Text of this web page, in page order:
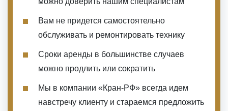
Вам не придется самостоятельно
обслуживать и ремонтировать технику
Сроки аренды в большинстве случаев
можно продлить или сократить
Мы в компании «Кран-РФ» всегда идем
навстречу клиенту и стараемся предложить